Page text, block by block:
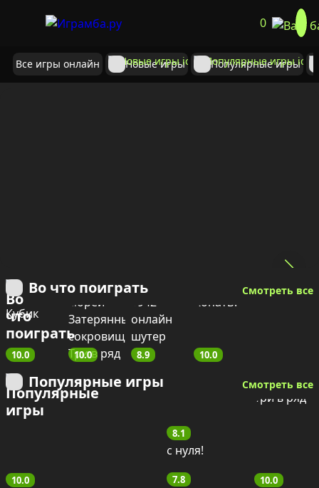
0
Все игры онлайн Новые игры Популярные игры
Во что поиграть Смотреть все
10.0 10.0 8.9 10.0
Популярные игры Смотреть все
10.0
8.1
7.8 10.0